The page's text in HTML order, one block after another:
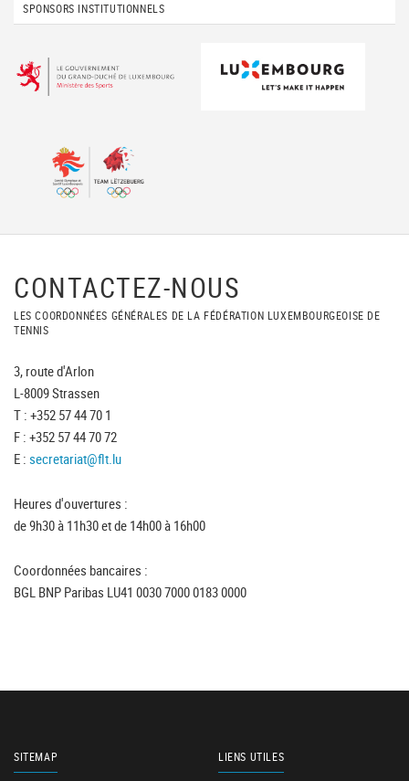
SPONSORS INSTITUTIONNELS
CONTACTEZ-NOUS
LES COORDONNÉES GÉNÉRALES DE LA FÉDÉRATION LUXEMBOURGEOISE DE
TENNIS
3, route d'Arlon
L-8009 Strassen
T : +352 57 44 70 1
F : +352 57 44 70 72
E : secretariat@flt.lu
Heures d'ouvertures :
de 9h30 à 11h30 et de 14h00 à 16h00
Coordonnées bancaires :
BGL BNP Paribas LU41 0030 7000 0183 0000
SITEMAP LIENS UTILES